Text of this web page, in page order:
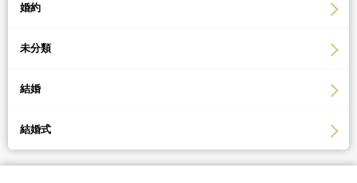
婚約
未分類
結婚
結婚式